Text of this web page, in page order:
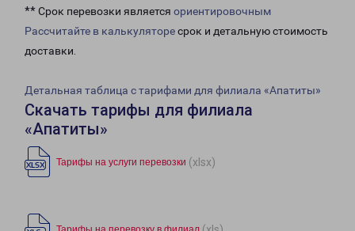
** Срок перевозки является ориентировочным
Рассчитайте в калькуляторесрок и детальную стоимость
доставки.
Детальная таблица с тарифами для филиала «Апатиты»
Скачать тарифы для филиала
«Апатиты»
Тарифы на услуги перевозки (xlsx)